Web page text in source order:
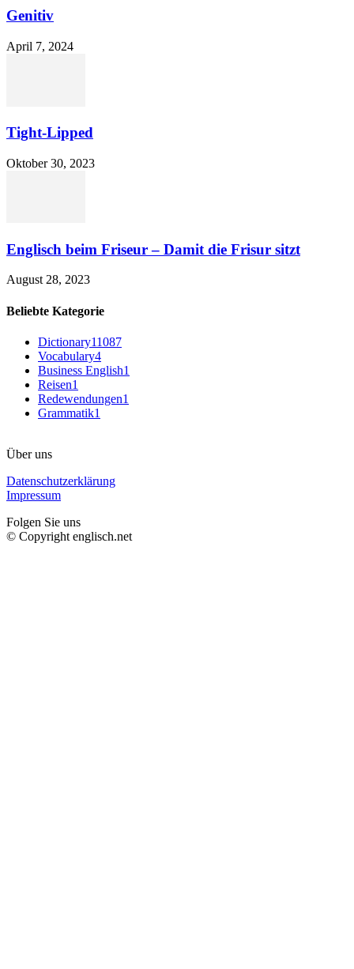
Genitiv
April 7, 2024
Tight-Lipped
Oktober 30, 2023
Englisch beim Friseur – Damit die Frisur sitzt
August 28, 2023
Beliebte Kategorie
Dictionary11087
Vocabulary4
Business English1
Reisen1
Redewendungen1
Grammatik1
Über uns
Datenschutzerklärung
Impressum
Folgen Sie uns
© Copyright englisch.net